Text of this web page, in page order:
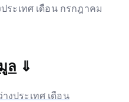
ระเทศ เดือน กรกฎาคม
ล ⇓
งประเทศ เดือน